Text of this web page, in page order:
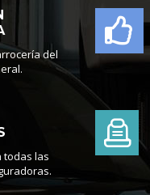
del
todas las